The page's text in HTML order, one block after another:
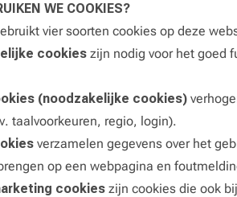
WE COOKIES?
vier soorten cookies op deze
cookies zijn nodig voor het goed
(noodzakelijke cookies)
taalvoorkeuren, regio, login).
verzamelen gegevens over het
op een webpagina en
cookies zijn cookies die ook